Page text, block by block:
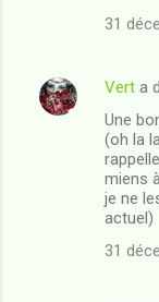
e
31
Vert a
Une
(oh la
miens
je ne
actuel)
31